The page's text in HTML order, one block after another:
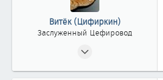
Витёк (Цифиркин)
Заслуженный Цефировод